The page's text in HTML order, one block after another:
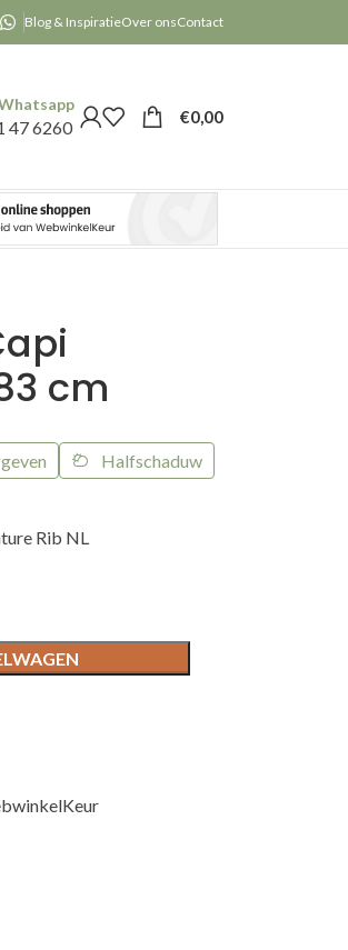
Blog & InspiratieOver onsContact
47 6260
€0,00
cm
Halfschaduw
Rib NL